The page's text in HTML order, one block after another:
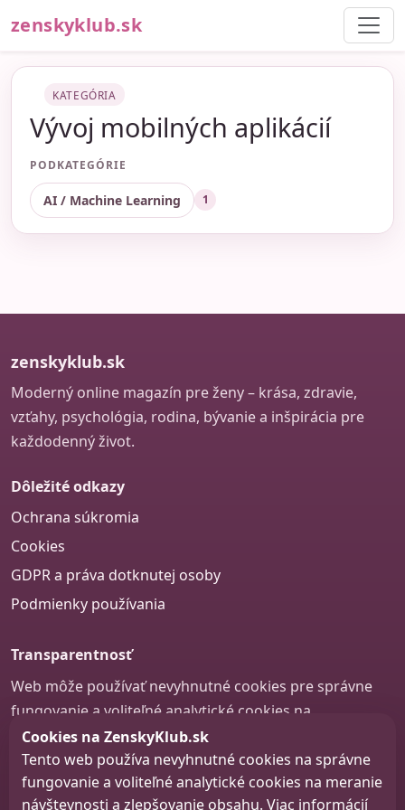
zenskyklub.sk
KATEGÓRIA
Vývoj mobilných aplikácií
PODKATEGÓRIE
AI / Machine Learning 1
zenskyklub.sk
Moderný online magazín pre ženy – krása, zdravie,
vzťahy, psychológia, rodina, bývanie a inšpirácia pre
každodenný život.
Dôležité odkazy
Ochrana súkromia
Cookies
GDPR a práva dotknutej osoby
Podmienky používania
Transparentnosť
Web môže používať nevyhnutné cookies pre správne
fungovanie a voliteľné analytické cookies na
zlepšovanie obsahu a používateľskej skúsenosti.
Nastavenie cookies
Cookies na ZenskyKlub.sk
Tento web používa nevyhnutné cookies na správne
fungovanie a voliteľné analytické cookies na meranie
návštevnosti a zlepšovanie obsahu. Viac informácií